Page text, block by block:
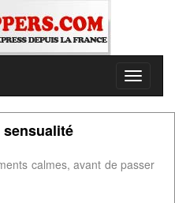
sensualité
calmes, avant de passer